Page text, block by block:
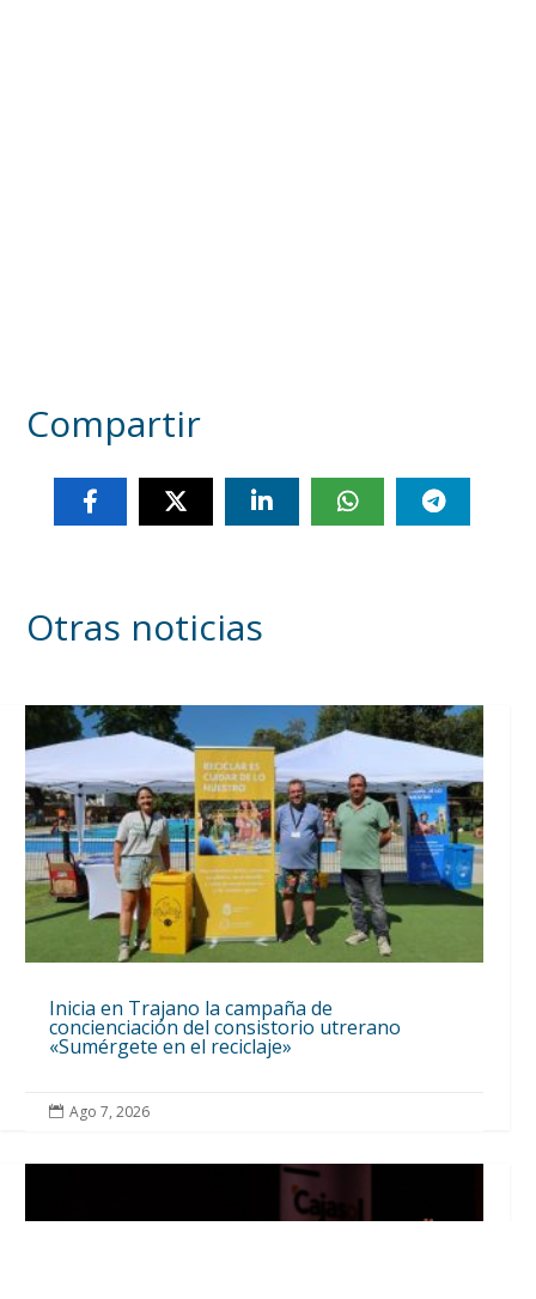
Compartir
Otras noticias
Inicia en Trajano la campaña de
concienciación del consistorio utrerano
«Sumérgete en el reciclaje»
 Ago 7, 2026